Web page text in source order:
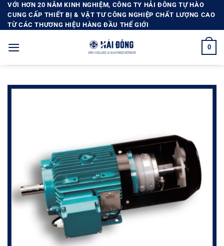
Bỏ
qua
nội
dung
VỚI HƠN 20 NĂM KINH NGHIỆM, CÔNG TY HẢI ĐÔNG TỰ HÀO
CUNG CẤP THIẾT BỊ & VẬT TƯ CÔNG NGHIỆP CHẤT LƯỢNG CAO
TỪ CÁC THƯƠNG HIỆU HÀNG ĐẦU THẾ GIỚI
0